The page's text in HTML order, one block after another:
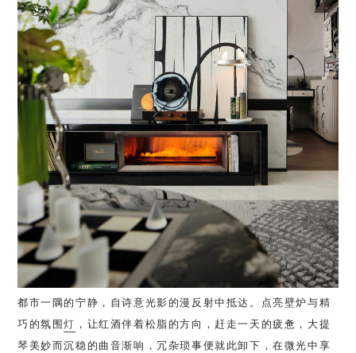
都市一隅的宁静，自诗意光影的漫反射中抵达。点亮壁炉与精
巧的氛围灯 ，让红酒伴着松脂的方向，赶走一天的疲惫，大提
琴美妙而沉稳的曲音渐响，冗杂琐事便就此卸下，在微光中享